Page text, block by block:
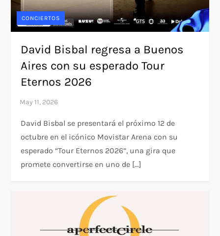
CONCIERTOS
David Bisbal regresa a Buenos
Aires con su esperado Tour
Eternos 2026
David Bisbal se presentará el próximo 12 de
octubre en el icónico Movistar Arena con su
esperado “Tour Eternos 2026”, una gira que
promete convertirse en uno de […]